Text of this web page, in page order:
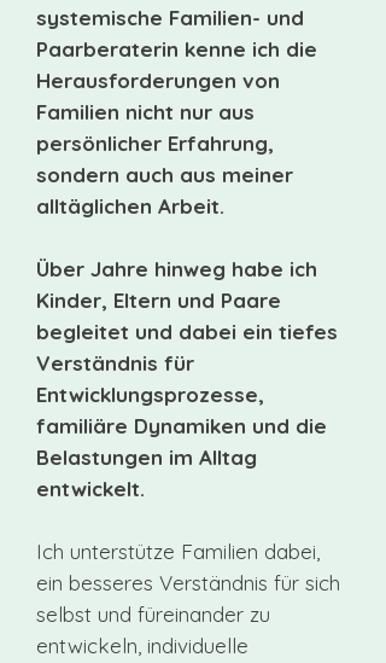
systemische Familien- und
Paarberaterin kenne ich die
Herausforderungen von
Familien nicht nur aus
persönlicher Erfahrung,
sondern auch aus meiner
alltäglichen Arbeit.
Über Jahre hinweg habe ich
Kinder, Eltern und Paare
begleitet und dabei ein tiefes
Verständnis für
Entwicklungsprozesse,
familiäre Dynamiken und die
Belastungen im Alltag
entwickelt.
Ich unterstütze Familien dabei,
ein besseres Verständnis für sich
selbst und füreinander zu
entwickeln, individuelle